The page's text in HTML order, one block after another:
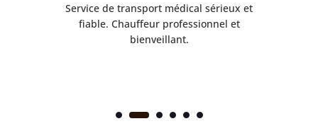
Service de transport médical sérieux et
fiable. Chauffeur professionnel et
bienveillant.